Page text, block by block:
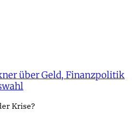
über Geld, Finanzpolitik
Krise?